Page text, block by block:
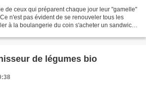
de ceux qui préparent chaque jour leur "gamelle"
n'est pas évident de se renouveler tous les
à la boulangerie du coin s'acheter un sandwich !
de légumes bio